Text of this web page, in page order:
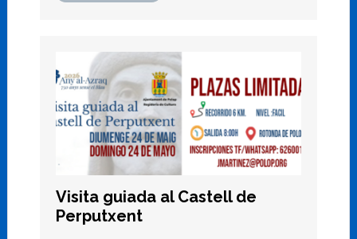
Visita guiada al Castell de
Perputxent